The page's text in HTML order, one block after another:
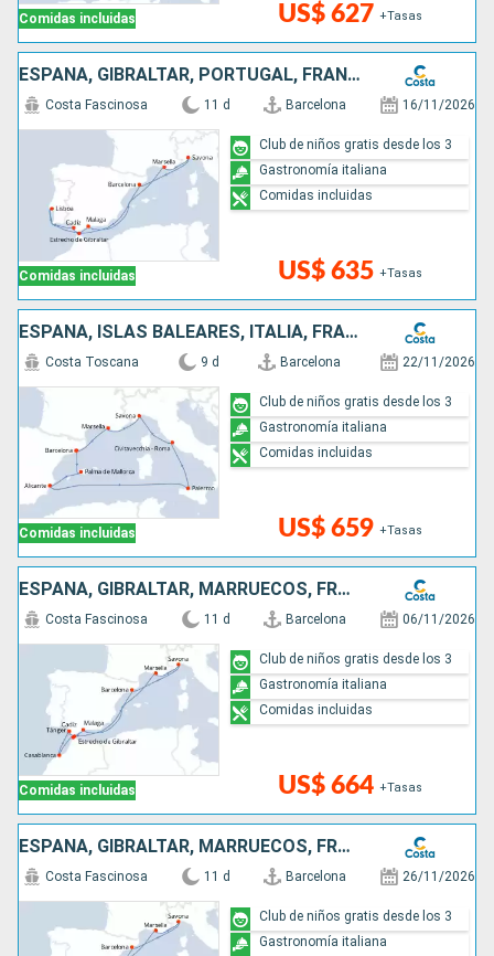
Comidas incluidas US$ 627 +Tasas
ESPAÑA, GIBRALTAR, PORTUGAL, FRANCIA, ITALIA
Comidas incluidas
Costa Fascinosa 11 d Barcelona 16/11/2026
US$ 635 +Tasas
Club de niños gratis desde los 3
Gastronomía italiana
Comidas incluidas
ESPAÑA, ISLAS BALEARES, ITALIA, FRANCIA
Comidas incluidas
Costa Toscana 9 d Barcelona 22/11/2026
US$ 659 +Tasas
Club de niños gratis desde los 3
Gastronomía italiana
Comidas incluidas
ESPAÑA, GIBRALTAR, MARRUECOS, FRANCIA, ITALIA
Comidas incluidas
Costa Fascinosa 11 d Barcelona 06/11/2026
US$ 664 +Tasas
Club de niños gratis desde los 3
Gastronomía italiana
Comidas incluidas
ESPAÑA, GIBRALTAR, MARRUECOS, FRANCIA, ITALIA
Costa Fascinosa 11 d Barcelona 26/11/2026
Club de niños gratis desde los 3
Gastronomía italiana